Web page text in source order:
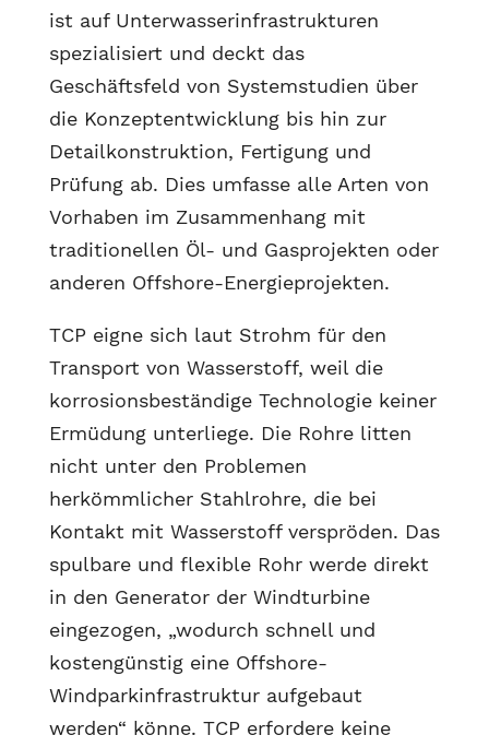
ist auf Unterwasserinfrastrukturen
spezialisiert und deckt das
Geschäftsfeld von Systemstudien über
die Konzeptentwicklung bis hin zur
Detailkonstruktion, Fertigung und
Prüfung ab. Dies umfasse alle Arten von
Vorhaben im Zusammenhang mit
traditionellen Öl- und Gasprojekten oder
anderen Offshore-Energieprojekten.
TCP eigne sich laut Strohm für den
Transport von Wasserstoff, weil die
korrosionsbeständige Technologie keiner
Ermüdung unterliege. Die Rohre litten
nicht unter den Problemen
herkömmlicher Stahlrohre, die bei
Kontakt mit Wasserstoff verspröden. Das
spulbare und flexible Rohr werde direkt
in den Generator der Windturbine
eingezogen, „wodurch schnell und
kostengünstig eine Offshore-
Windparkinfrastruktur aufgebaut
werden“ könne. TCP erfordere keine